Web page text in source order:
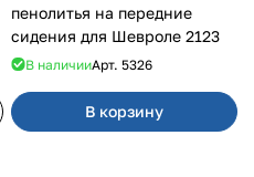
пенолитья на передние
сидения для Шевроле 2123
В наличииАрт. 5326
В корзину